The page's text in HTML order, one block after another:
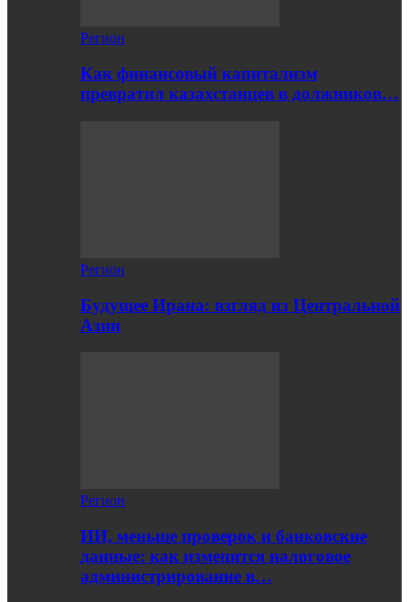
Регион
Как финансовый капитализм
превратил казахстанцев в должников…
Регион
Будущее Ирана: взгляд из Центральной
Азии
Регион
ИИ, меньше проверок и банковские
данные: как изменится налоговое
администрирование в…